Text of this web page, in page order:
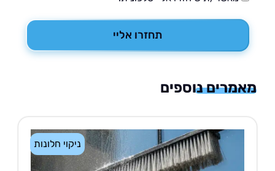
תחזרו אליי
נוספים
ניקוי חלונות